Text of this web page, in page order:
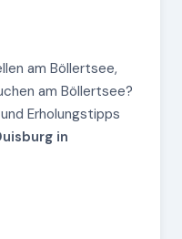
am Böllertsee,
am Böllertsee?
Erholungstipps
in